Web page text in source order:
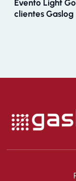
Evento Light
clientes Gaslog